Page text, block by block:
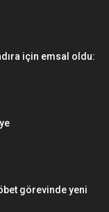
için emsal oldu:
görevinde yeni